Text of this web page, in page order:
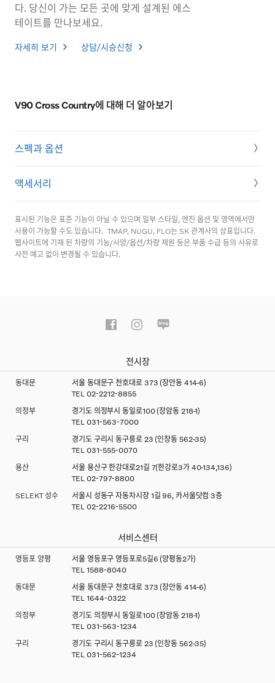
다. 당신이 가는 모든 곳에 맞게 설계된 에스
테이트를 만나보세요.
자세히 보기 상담/시승신청
V90 Cross Country에 대해 더 알아보기
스펙과 옵션
액세서리
표시된 기능은 표준 기능이 아닐 수 있으며 일부 스타일, 엔진 옵션 및 영역에서만
사용이 가능할 수도 있습니다. TMAP, NUGU, FLO는 SK 관계사의 상표입니다.
웹사이트에 기재 된 차량의 기능/사양/옵션/차량 제원 등은 부품 수급 등의 사유로
사전 예고 없이 변경될 수 있습니다.
전시장
동대문
서울 동대문구 천호대로 373 (장안동 414-6)
TEL 02-2212-8855
의정부
경기도 의정부시 동일로100 (장암동 218-1)
TEL 031-563-7000
구리
경기도 구리시 동구릉로 23 (인창동 562-35)
TEL 031-555-0070
용산
서울 용산구 한강대로21길 7(한강로3가 40-134,136)
TEL 02-797-8800
SELEKT 성수
서울시 성동구 자동차시장 1길 96, 카서울닷컴 3층
TEL 02-2216-5500
서비스센터
영등포 양평
서울 영등포구 영등포로5길6 (양평동2가)
TEL 1588-8040
동대문
서울 동대문구 천호대로 373 (장안동 414-6)
TEL 1644-0322
의정부
경기도 의정부시 동일로100 (장암동 218-1)
TEL 031-563-1234
구리
경기도 구리시 동구릉로 23 (인창동 562-35)
TEL 031-562-1234